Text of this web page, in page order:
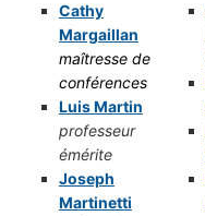
Cathy
Margaillan
maîtresse de
conférences
Luis Martin
professeur
émérite
Joseph
Martinetti